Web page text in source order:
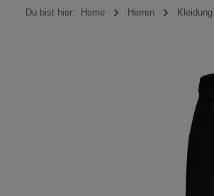
Du bist hier: Home Herren Kleidung